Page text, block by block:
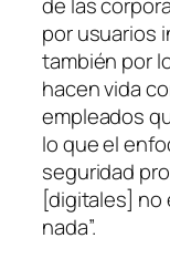
por usuarios
también por
hacen vida
empleados
lo que el
seguridad
[digitales] no
nada”.